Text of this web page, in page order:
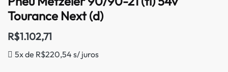
Tourance Next (d)
R$1.102,71
5x de R$220,54 s/ juros